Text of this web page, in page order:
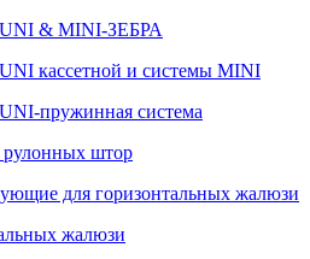
& MINI-ЗЕБРА
кассетной и системы MINI
пружинная система
штор
для горизонтальных жалюзи
жалюзи